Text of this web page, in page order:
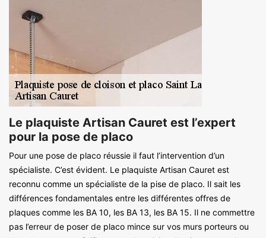
Le plaquiste Artisan Cauret est l’expert
pour la pose de placo
Pour une pose de placo réussie il faut l’intervention d’un
spécialiste. C’est évident. Le plaquiste Artisan Cauret est
reconnu comme un spécialiste de la pise de placo. Il sait les
différences fondamentales entre les différentes offres de
plaques comme les BA 10, les BA 13, les BA 15. Il ne commettre
pas l’erreur de poser de placo mince sur vos murs porteurs ou